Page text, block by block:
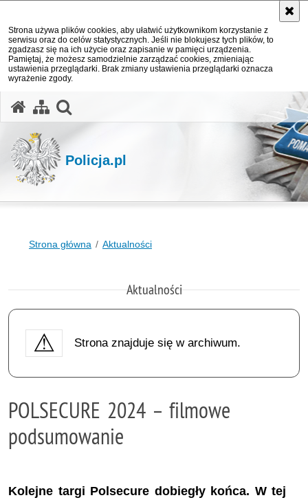
Strona używa plików cookies, aby ułatwić użytkownikom korzystanie z
serwisu oraz do celów statystycznych. Jeśli nie blokujesz tych plików, to
zgadzasz się na ich użycie oraz zapisanie w pamięci urządzenia.
Pamiętaj, że możesz samodzielnie zarządzać cookies, zmieniając
ustawienia przeglądarki. Brak zmiany ustawienia przeglądarki oznacza
wyrażenie zgody.
Policja.pl
Strona główna Aktualności
Aktualności
Strona znajduje się w archiwum.
POLSECURE 2024 – filmowe
podsumowanie
Kolejne targi Polsecure dobiegły końca. W tej